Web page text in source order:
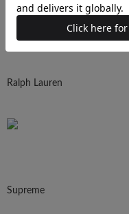
Ralph Lauren
Supreme